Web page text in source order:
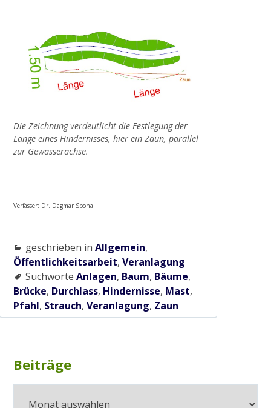
Die Zeichnung verdeutlicht die Festlegung der
Länge eines Hindernisses, hier ein Zaun, parallel
zur Gewässerachse.
Verfasser: Dr. Dagmar Spona
geschrieben in Allgemein,
Öffentlichkeitsarbeit, Veranlagung
Suchworte Anlagen, Baum, Bäume,
Brücke, Durchlass, Hindernisse, Mast,
Pfahl, Strauch, Veranlagung, Zaun
Subsidiary
Sidebar
BeiträgeBeiträge